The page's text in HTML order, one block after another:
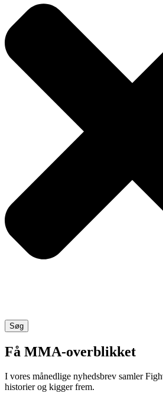
Søg
Få MMA-overblikket
I vores månedlige nyhedsbrev samler
historier og kigger frem.